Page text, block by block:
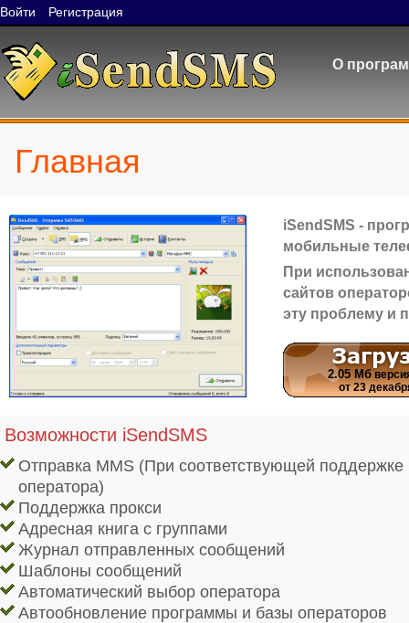
Войти Регистрация
О
Главная
iSendSMS -
мобильные
При
сайтов
эту проблему и
2.05 Мб
от 23
Возможности iSendSMS
Отправка MMS (При соответствующей поддержке
оператора)
Поддержка прокси
Адресная книга с группами
Журнал отправленных сообщений
Шаблоны сообщений
Автоматический выбор оператора
Автообновление программы и базы операторов